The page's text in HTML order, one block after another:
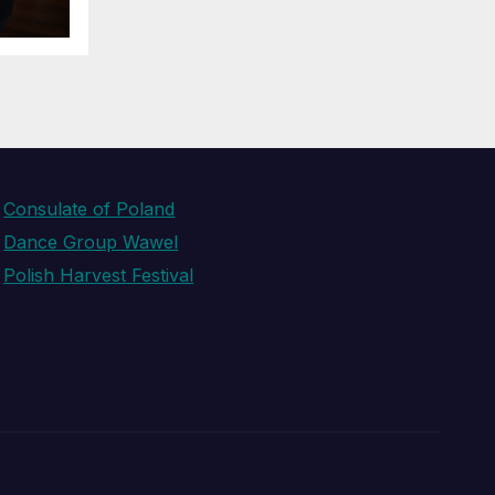
Consulate of Poland
Dance Group Wawel
Polish Harvest Festival